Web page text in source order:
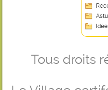
Tous droits